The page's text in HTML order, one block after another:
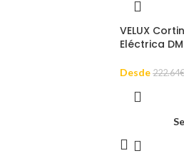
VELUX
Eléctrica
Desde 222.64€